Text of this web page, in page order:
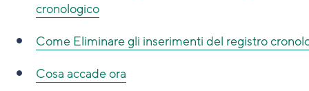
cronologico
Come Eliminare gli inserimenti del registro
Cosa accade ora